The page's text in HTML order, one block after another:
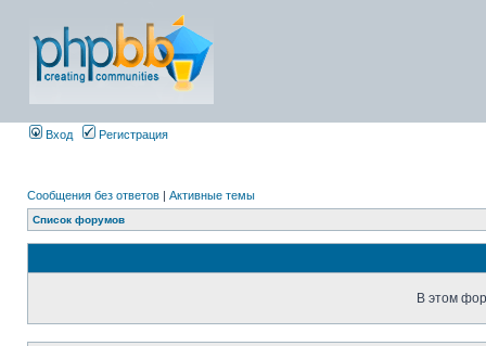
Вход Регистрация
Сообщения без ответов | Активные темы
Список форумов
В этом